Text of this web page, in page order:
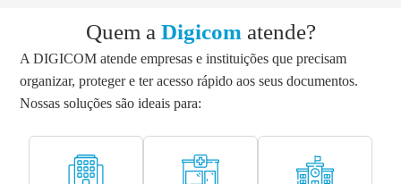
Quem a Digicom atende?
A DIGICOM atende empresas e instituições que precisam
organizar, proteger e ter acesso rápido aos seus documentos.
Nossas soluções são ideais para: